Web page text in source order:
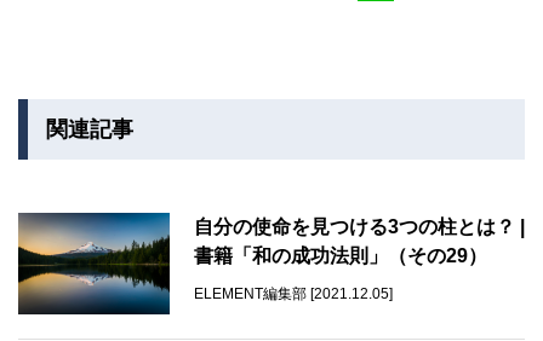
関連記事
自分の使命を見つける3つの柱とは？ |
書籍「和の成功法則」（その29）
ELEMENT編集部 [2021.12.05]